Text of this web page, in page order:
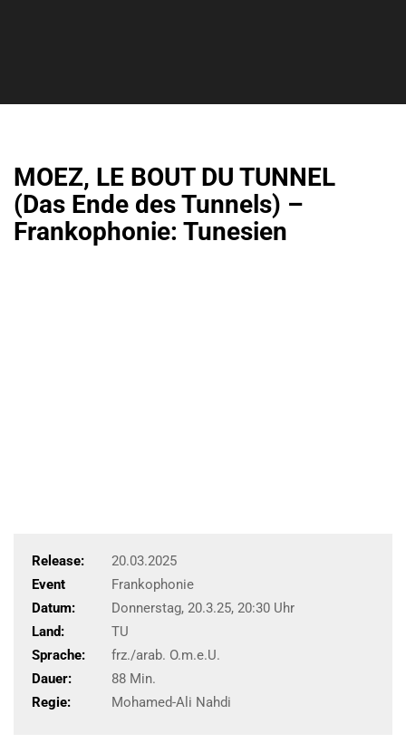
MOEZ, LE BOUT DU TUNNEL
(Das Ende des Tunnels) –
Frankophonie: Tunesien
Release:
20.03.2025
Event
Frankophonie
Datum:
Donnerstag, 20.3.25, 20:30 Uhr
Land:
TU
Sprache:
frz./arab. O.m.e.U.
Dauer:
88 Min.
Regie:
Mohamed-Ali Nahdi